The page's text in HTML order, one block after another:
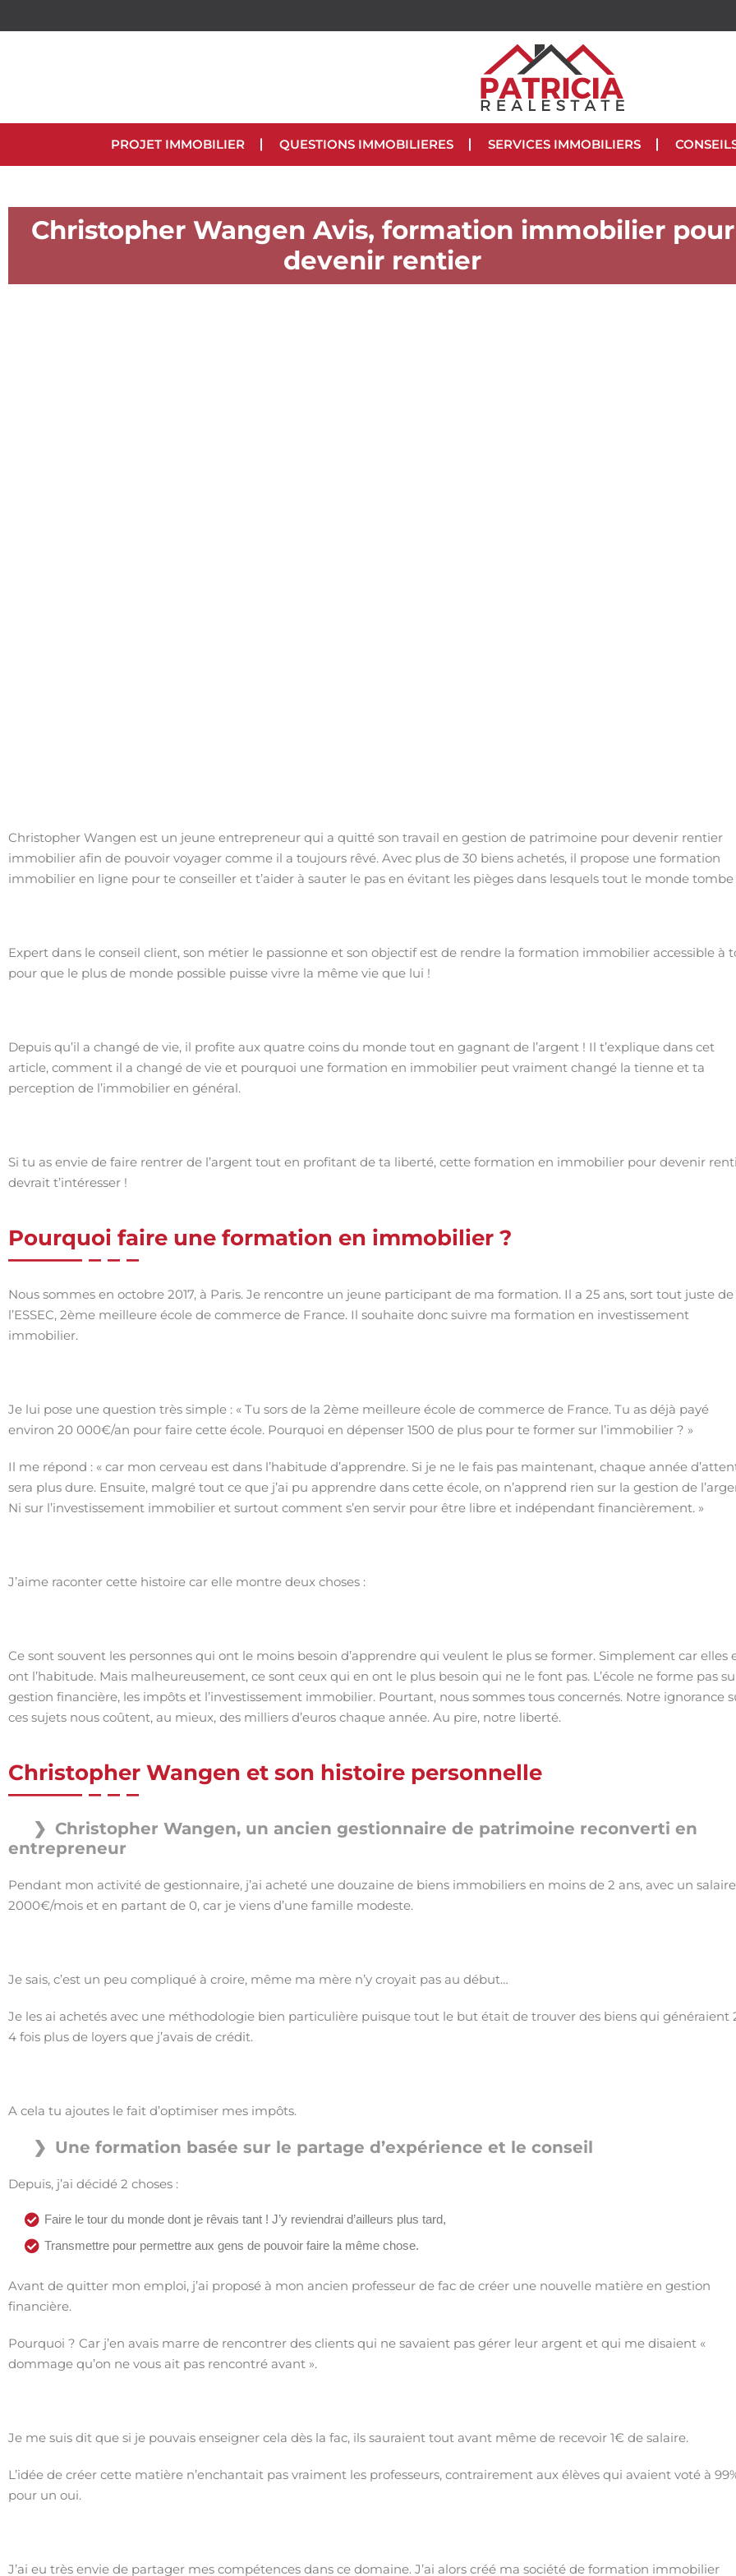
PROJET IMMOBILIER QUESTIONS IMMOBILIERES SERVICES IMMOBILIERS
Christopher Wangen Avis, formation immobilier pour
devenir rentier
Christopher Wangen est un jeune entrepreneur qui a quitté son travail en gestion de patrimoine pour devenir rentier
immobilier afin de pouvoir voyager comme il a toujours rêvé. Avec plus de 30 biens achetés, il propose une formation
immobilier en ligne pour te conseiller et t’aider à sauter le pas en évitant les pièges dans lesquels tout le monde tombe
Expert dans le conseil client, son métier le passionne et son objectif est de rendre la formation immobilier accessible à
pour que le plus de monde possible puisse vivre la même vie que lui !
Depuis qu’il a changé de vie, il profite aux quatre coins du monde tout en gagnant de l’argent ! Il t’explique dans cet
article, comment il a changé de vie et pourquoi une formation en immobilier peut vraiment changé la tienne et ta
perception de l’immobilier en général.
Si tu as envie de faire rentrer de l’argent tout en profitant de ta liberté, cette formation en immobilier pour devenir
devrait t’intéresser !
Pourquoi faire une formation en immobilier ?
Nous sommes en octobre 2017, à Paris. Je rencontre un jeune participant de ma formation. Il a 25 ans, sort tout juste de
l’ESSEC, 2ème meilleure école de commerce de France. Il souhaite donc suivre ma formation en investissement
immobilier.
Je lui pose une question très simple : « Tu sors de la 2ème meilleure école de commerce de France. Tu as déjà payé
environ 20 000€/an pour faire cette école. Pourquoi en dépenser 1500 de plus pour te former sur l’immobilier ? »
Il me répond : « car mon cerveau est dans l’habitude d’apprendre. Si je ne le fais pas maintenant, chaque année
sera plus dure. Ensuite, malgré tout ce que j’ai pu apprendre dans cette école, on n’apprend rien sur la gestion de
Ni sur l’investissement immobilier et surtout comment s’en servir pour être libre et indépendant financièrement. »
J’aime raconter cette histoire car elle montre deux choses :
Ce sont souvent les personnes qui ont le moins besoin d’apprendre qui veulent le plus se former. Simplement car elles
ont l’habitude. Mais malheureusement, ce sont ceux qui en ont le plus besoin qui ne le font pas. L’école ne forme pas
gestion financière, les impôts et l’investissement immobilier. Pourtant, nous sommes tous concernés. Notre ignorance
ces sujets nous coûtent, au mieux, des milliers d’euros chaque année. Au pire, notre liberté.
Christopher Wangen et son histoire personnelle
Christopher Wangen, un ancien gestionnaire de patrimoine reconverti en
entrepreneur
Pendant mon activité de gestionnaire, j’ai acheté une douzaine de biens immobiliers en moins de 2 ans, avec un
2000€/mois et en partant de 0, car je viens d’une famille modeste.
Je sais, c’est un peu compliqué à croire, même ma mère n’y croyait pas au début…
Je les ai achetés avec une méthodologie bien particulière puisque tout le but était de trouver des biens qui généraient
4 fois plus de loyers que j’avais de crédit.
A cela tu ajoutes le fait d’optimiser mes impôts.
Une formation basée sur le partage d’expérience et le conseil
Depuis, j’ai décidé 2 choses :
Faire le tour du monde dont je rêvais tant ! J’y reviendrai d’ailleurs plus tard,
Transmettre pour permettre aux gens de pouvoir faire la même chose.
Avant de quitter mon emploi, j’ai proposé à mon ancien professeur de fac de créer une nouvelle matière en gestion
financière.
Pourquoi ? Car j’en avais marre de rencontrer des clients qui ne savaient pas gérer leur argent et qui me disaient «
dommage qu’on ne vous ait pas rencontré avant ».
Je me suis dit que si je pouvais enseigner cela dès la fac, ils sauraient tout avant même de recevoir 1€ de salaire.
L’idée de créer cette matière n’enchantait pas vraiment les professeurs, contrairement aux élèves qui avaient voté à
pour un oui.
J’ai eu très envie de partager mes compétences dans ce domaine. J’ai alors créé ma société de formation immobilier